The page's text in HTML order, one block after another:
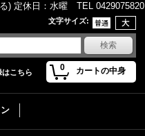
) 定休日：水曜 TEL 0429075820
文字サイズ:
0 カートの中身
はこちら